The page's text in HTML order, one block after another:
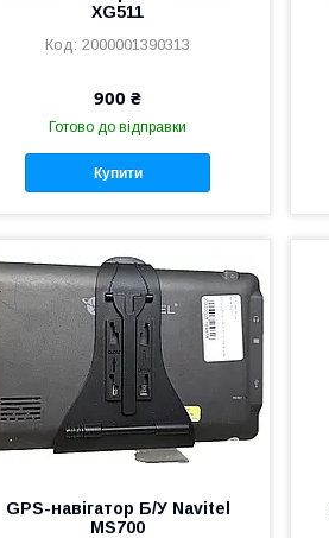
XG511
2000001390313
900 ₴
Готово до відправки
Купити
GPS-навігатор Б/У Navitel
MS700